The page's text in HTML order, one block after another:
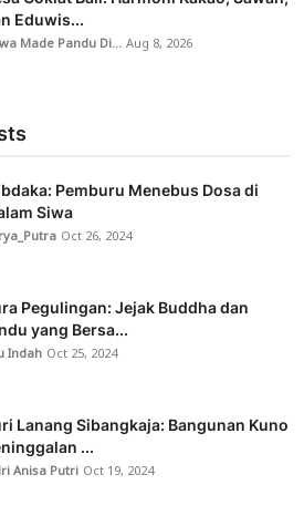
Eduwis...
Made Pandu Di...Aug 8, 2026
Pemburu Menebus Dosa di
Siwa
Oct 26, 2024
Pegulingan: Jejak Buddha dan
yang Bersa...
Indah Oct 25, 2024
Lanang Sibangkaja: Bangunan Kuno
...
Anisa Putri Oct 19, 2024